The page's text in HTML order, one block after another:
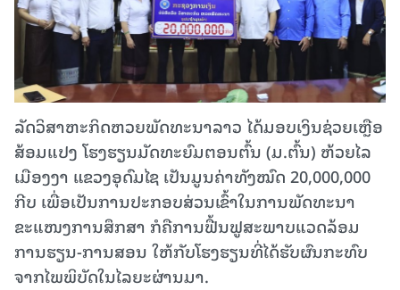
ລັດວິສາຫະກິດຫວຍພັດທະນາລາວ ໄດ້ມອບເງິນຊ່ວຍເຫຼືອ
ສ້ອມແປງ ໂຮງຮຽນມັດທະຍົມຕອນຕົ້ນ (ມ.ຕົ້ນ) ຫ້ວຍໄລ
ເມືອງງາ ແຂວງອຸດົມໄຊ ເປັນມູນຄ່າທັງໝົດ 20,000,000
ກີບ ເພື່ອເປັນການປະກອບສ່ວນເຂົ້າໃນການພັດທະນາ
ຂະແໜງການສຶກສາ ກໍຄືການຟື້ນຟູສະພາບແວດລ້ອມ
ການຮຽນ-ການສອນ ໃຫ້ກັບໂຮງຮຽນທີ່ໄດ້ຮັບຜົນກະທົບ
ຈາກໄພພິບັດໃນໄລຍະຜ່ານມາ.